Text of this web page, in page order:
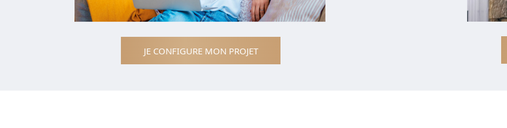
JE CONFIGURE MON PROJET